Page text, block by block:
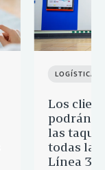
LOGÍSTICA
Los
podrán
las
todas las
Línea 3